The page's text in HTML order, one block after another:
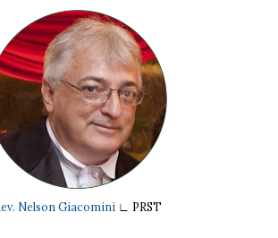
Rev. Nelson Giacomini ∟ PRST